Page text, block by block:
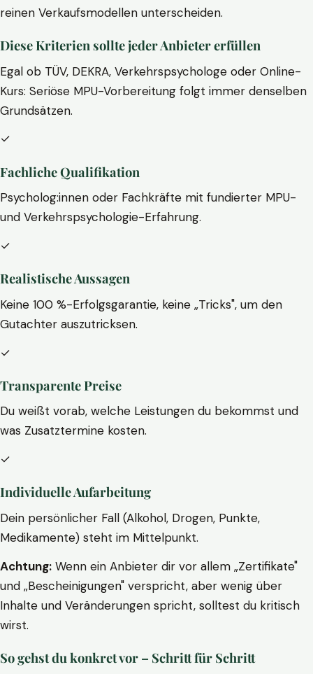
reinen Verkaufsmodellen unterscheiden.
Diese Kriterien sollte jeder Anbieter erfüllen
Egal ob TÜV, DEKRA, Verkehrspsychologe oder Online-
Kurs: Seriöse MPU-Vorbereitung folgt immer denselben
Grundsätzen.
✓
Fachliche Qualifikation
Psycholog:innen oder Fachkräfte mit fundierter MPU-
und Verkehrspsychologie-Erfahrung.
✓
Realistische Aussagen
Keine 100 %-Erfolgsgarantie, keine „Tricks", um den
Gutachter auszutricksen.
✓
Transparente Preise
Du weißt vorab, welche Leistungen du bekommst und
was Zusatztermine kosten.
✓
Individuelle Aufarbeitung
Dein persönlicher Fall (Alkohol, Drogen, Punkte,
Medikamente) steht im Mittelpunkt.
Achtung: Wenn ein Anbieter dir vor allem „Zertifikate"
und „Bescheinigungen" verspricht, aber wenig über
Inhalte und Veränderungen spricht, solltest du kritisch
wirst.
So gehst du konkret vor – Schritt für Schritt